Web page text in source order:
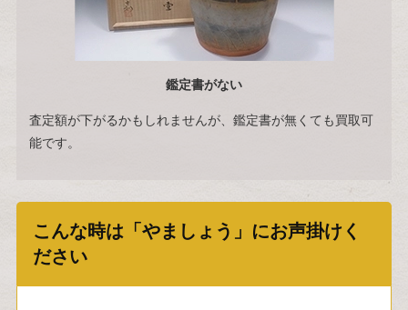
鑑定書がない
査定額が下がるかもしれませんが、鑑定書が無くても買取可
能です。
こんな時は「やましょう」にお声掛けく
ださい